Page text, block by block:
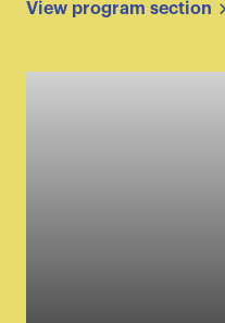
View program section